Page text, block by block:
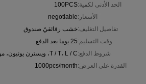
الحد الأدنى لكمية:100PCS
الأسعار:negotiable
تفاصيل التغليف:خشب رقائقيّ صندوق
وقت التسليم:25 يوما بعد الدفع
شروط الدفع:T / T، L / C، ويسترن يونيون، موني جرام، باي بال
القدرة على العرض:1000pcs/month